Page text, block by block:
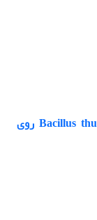
بررسی اثرات غیرکشندگی باکتری Bacillus thuringiensis روی